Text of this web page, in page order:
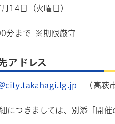
14日（火 曜日）
分まで ※期限厳守
アドレス
（高萩
につきましては、別添「開